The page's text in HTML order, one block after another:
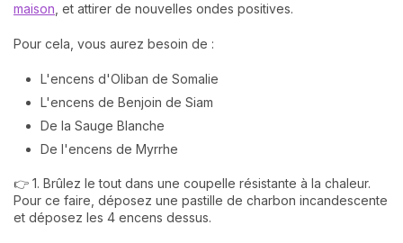
maison , et attirer de nouvelles ondes positives.
Pour cela, vous aurez besoin de :
L'encens d'Oliban de Somalie
L'encens de Benjoin de Siam
De la Sauge Blanche
De l'encens de Myrrhe
👉 1. Brûlez le tout dans une coupelle résistante à la chaleur.
Pour ce faire, déposez une pastille de charbon incandescente
et déposez les 4 encens dessus.